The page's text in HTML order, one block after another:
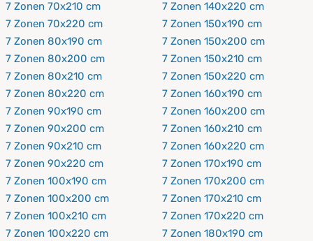
7 Zonen 70x210 cm
7 Zonen 70x220 cm
7 Zonen 80x190 cm
7 Zonen 80x200 cm
7 Zonen 80x210 cm
7 Zonen 80x220 cm
7 Zonen 90x190 cm
7 Zonen 90x200 cm
7 Zonen 90x210 cm
7 Zonen 90x220 cm
7 Zonen 100x190 cm
7 Zonen 100x200 cm
7 Zonen 100x210 cm
7 Zonen 100x220 cm
7 Zonen 140x220 cm
7 Zonen 150x190 cm
7 Zonen 150x200 cm
7 Zonen 150x210 cm
7 Zonen 150x220 cm
7 Zonen 160x190 cm
7 Zonen 160x200 cm
7 Zonen 160x210 cm
7 Zonen 160x220 cm
7 Zonen 170x190 cm
7 Zonen 170x200 cm
7 Zonen 170x210 cm
7 Zonen 170x220 cm
7 Zonen 180x190 cm